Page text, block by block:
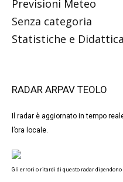
Previsioni Meteo
Senza categoria
Statistiche e Didattica
RADAR ARPAV TEOLO
Il radar è aggiornato in tempo
l’ora locale.
Gli errori o ritardi di questo radar